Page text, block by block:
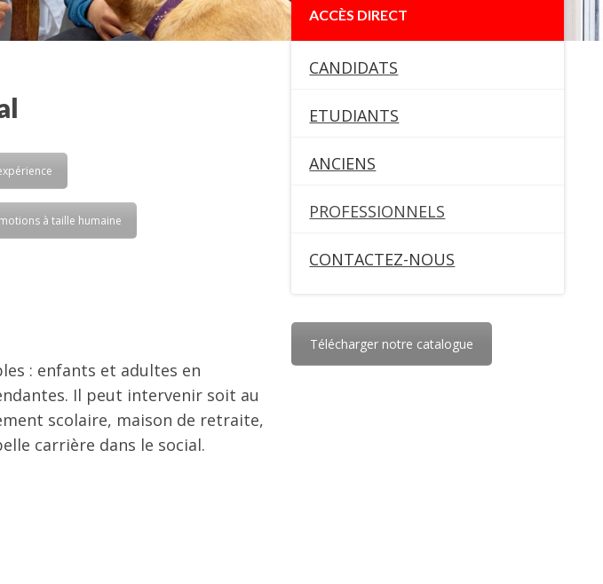
à taille humaine
: enfants et adultes en
Il peut intervenir soit au
scolaire, maison de retraite,
carrière dans le social.
ACCÈS DIRECT
CANDIDATS
ETUDIANTS
ANCIENS
PROFESSIONNELS
CONTACTEZ-NOUS
Télécharger notre catalogue